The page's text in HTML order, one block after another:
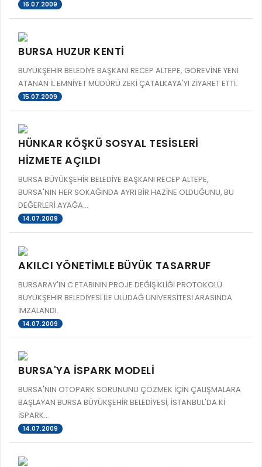
16.07.2009
BURSA HUZUR KENTİ
BÜYÜKŞEHİR BELEDİYE BAŞKANI RECEP ALTEPE, GÖREVİNE YENİ
ATANAN İL EMNİYET MÜDÜRÜ ZEKİ ÇATALKAYA'YI ZİYARET ETTİ.
15.07.2009
HÜNKAR KÖŞKÜ SOSYAL TESİSLERİ
HİZMETE AÇILDI
BURSA BÜYÜKŞEHİR BELEDİYE BAŞKANI RECEP ALTEPE,
BURSA'NIN HER SOKAĞINDA AYRI BİR HAZİNE OLDUĞUNU, BU
DEĞERLERİ AYAĞA...
14.07.2009
AKILCI YÖNETİMLE BÜYÜK TASARRUF
BURSARAY'IN C ETABININ PROJE DEĞİŞİKLİĞİ PROTOKOLÜ
BÜYÜKŞEHİR BELEDİYESİ İLE ULUDAĞ ÜNİVERSİTESİ ARASINDA
İMZALANDI.
14.07.2009
BURSA'YA İSPARK MODELİ
BURSA'NIN OTOPARK SORUNUNU ÇÖZMEK İÇİN ÇALIŞMALARA
BAŞLAYAN BURSA BÜYÜKŞEHİR BELEDİYESİ, İSTANBUL'DA Kİ
İSPARK...
14.07.2009